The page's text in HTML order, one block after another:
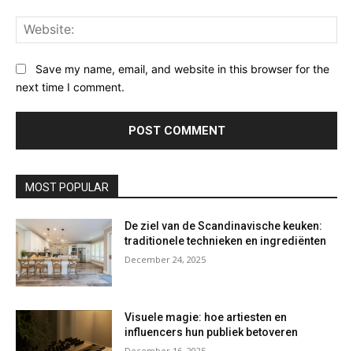
Save my name, email, and website in this browser for the
next time I comment.
MOST POPULAR
De ziel van de Scandinavische keuken:
traditionele technieken en ingrediënten
December 24, 2025
Visuele magie: hoe artiesten en
influencers hun publiek betoveren